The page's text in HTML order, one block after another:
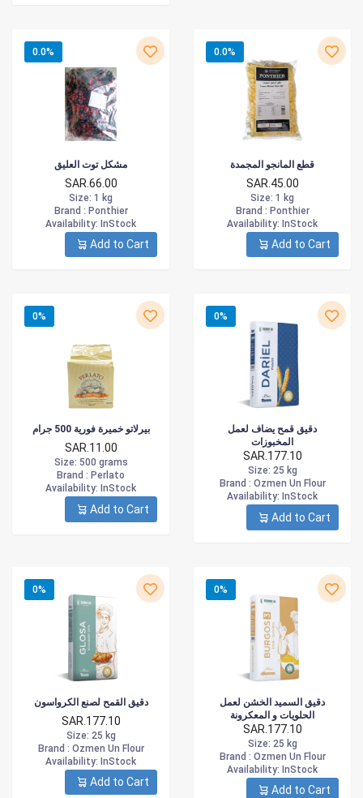
0.0%
مشكل توت العليق
SAR.66.00
Size: 1 kg
Brand : Ponthier
Availability: InStock
Add to Cart
0.0%
قطع المانجو المجمدة
SAR.45.00
Size: 1 kg
Brand : Ponthier
Availability: InStock
Add to Cart
0%
بيرلاتو خميرة فورية 500 جرام
SAR.11.00
Size: 500 grams
Brand : Perlato
Availability: InStock
Add to Cart
0%
دقيق قمح يضاف لعمل
المخبوزات
SAR.177.10
Size: 25 kg
Brand : Ozmen Un Flour
Availability: InStock
Add to Cart
0%
دقيق القمح لصنع الكرواسون
SAR.177.10
Size: 25 kg
Brand : Ozmen Un Flour
Availability: InStock
Add to Cart
0%
دقيق السميد الخشن لعمل
الحلويات و المعكرونة
SAR.177.10
Size: 25 kg
Brand : Ozmen Un Flour
Availability: InStock
Add to Cart